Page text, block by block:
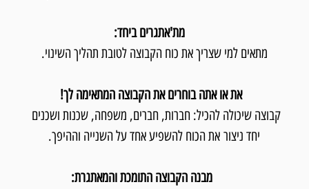
מת'אתגרים ביחד:
מתאים למי שצריך את כוח הקבוצה לטובת תהליך השינוי.
את או אתה בוחרים את הקבוצה המתאימה לך!
קבוצה שיכולה להכיל: חברות, חברים, משפחה, שכנות ושכנים
יחד ניצור את הכוח להשפיע אחד על השנייה וההיפך.
מבנה הקבוצה התומכת והמאתגרת: